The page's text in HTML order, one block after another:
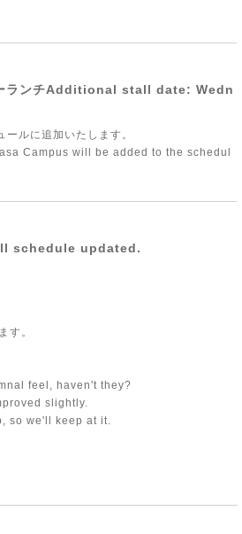
ーランチAdditional stall date: Wedn
ルに追加いたします。
Campus will be added to the schedul
schedule updated.
す。
feel, haven't they?
slightly.
so we'll keep at it.